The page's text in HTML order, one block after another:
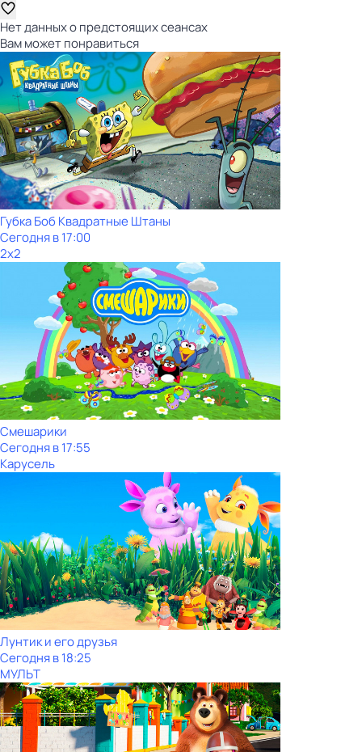
Нет данных о предстоящих сеансах
Вам может понравиться
Губка Боб Квадратные Штаны
Сегодня в 17:00
2x2
Смешарики
Сегодня в 17:55
Карусель
Лунтик и его друзья
Сегодня в 18:25
МУЛЬТ